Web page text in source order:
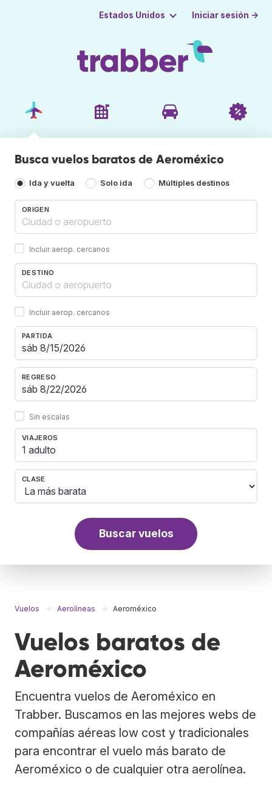
Estados Unidos Iniciar sesión →
Busca vuelos baratos de Aeroméxico
Ida y vuelta Solo ida Múltiples destinos
ORIGEN
Incluir aerop. cercanos
DESTINO
Incluir aerop. cercanos
PARTIDA
REGRESO
Sin escalas
VIAJEROS
1 adulto
CLASE
Buscar vuelos
Vuelos Aerolíneas Aeroméxico
Vuelos baratos de
Aeroméxico
Encuentra vuelos de Aeroméxico en
Trabber. Buscamos en las mejores webs de
compañías aéreas low cost y tradicionales
para encontrar el vuelo más barato de
Aeroméxico o de cualquier otra aerolínea.